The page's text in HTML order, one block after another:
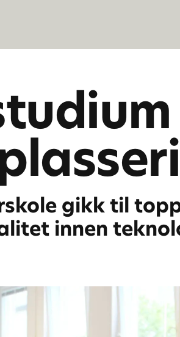
gikk til
innen